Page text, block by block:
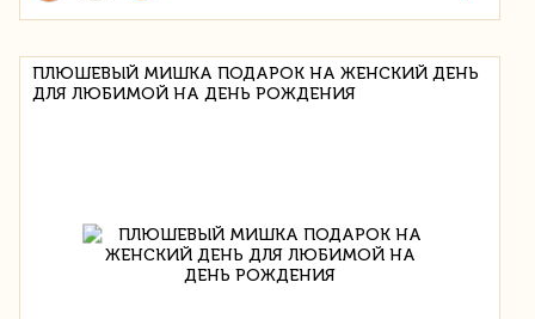
ПЛЮШЕВЫЙ МИШКА ПОДАРОК НА ЖЕНСКИЙ ДЕНЬ
ДЛЯ ЛЮБИМОЙ НА ДЕНЬ РОЖДЕНИЯ